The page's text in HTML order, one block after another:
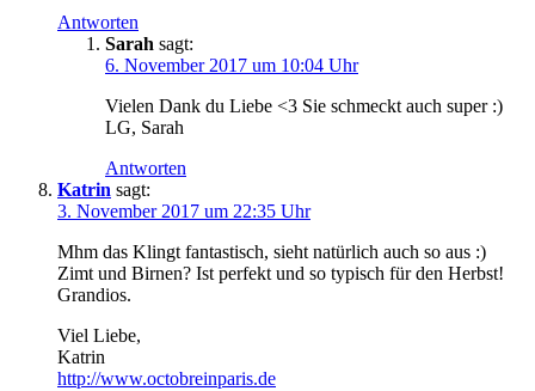
Antworten
Sarah sagt:
6. November 2017 um 10:04 Uhr
Vielen Dank du Liebe <3 Sie schmeckt auch super :)
LG, Sarah
Antworten
Katrin sagt:
3. November 2017 um 22:35 Uhr
Mhm das Klingt fantastisch, sieht natürlich auch so aus :)
Zimt und Birnen? Ist perfekt und so typisch für den Herbst!
Grandios.
Viel Liebe,
Katrin
http://www.octobreinparis.de